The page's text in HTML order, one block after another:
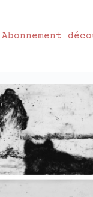
Abonnement